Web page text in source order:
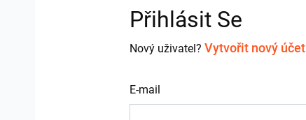
Přihlásit Se
Nový uživatel? Vytvořit nový účet
E-mail